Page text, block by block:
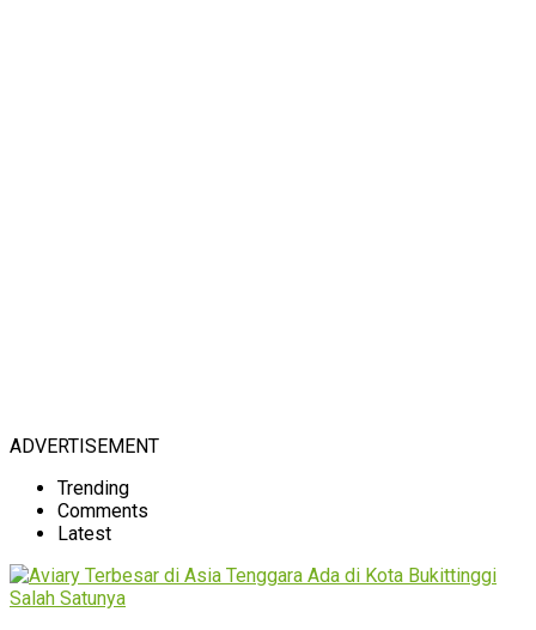
ADVERTISEMENT
Trending
Comments
Latest